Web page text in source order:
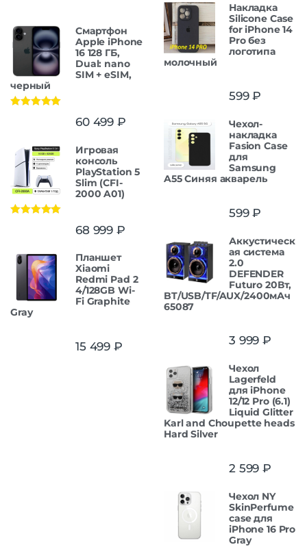
Смартфон
Apple iPhone
16 128 ГБ,
Dual: nano
SIM + eSIM,
черный
60 499 ₽
Игровая
консоль
PlayStation 5
Slim (CFI-
2000 A01)
68 999 ₽
Планшет
Xiaomi
Redmi Pad 2
4/128GB Wi-
Fi Graphite
Gray
15 499 ₽
Накладка
Silicone Case
for iPhone 14
Pro без
логотипа
молочный
599₽
Чехол-
накладка
Fasion Case
для
Samsung
A55 Синяя акварель
599₽
Аккустическ
ая система
2.0
DEFENDER
Futuro 20Вт,
BT/USB/TF/AUX/2400мАч
65087
3 999 ₽
Чехол
Lagerfeld
для iPhone
12/12 Pro (6.1)
Liquid Glitter
Karl and Choupette heads
Hard Silver
2 599 ₽
Чехол NY
SkinPerfume
case для
iPhone 16 Pro
Gray